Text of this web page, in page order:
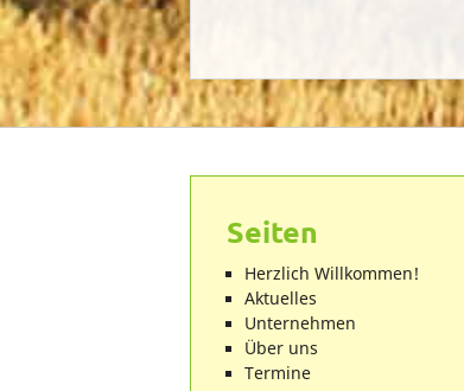
Seiten
Herzlich Willkommen!
Aktuelles
Unternehmen
Über uns
Termine